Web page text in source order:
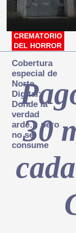
CREMATORIO
DEL HORROR
Cobertura
especial de
Norte
Digital:
Donde la
verdad
arde… pero
no se
consume
30